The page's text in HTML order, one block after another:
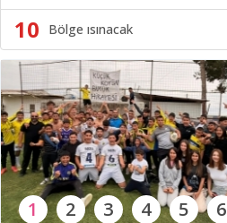
10 Bölge ısınacak
1 2 3 4 5 6